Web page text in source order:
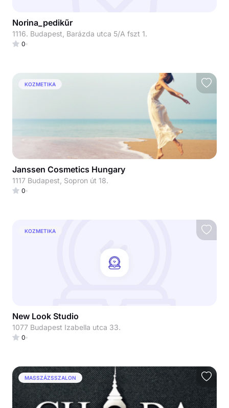
Norina_pedikűr
1116. Budapest, Barázda utca 5/A fszt 1.
0
KOZMETIKA
Janssen Cosmetics Hungary
1117 Budapest, Sopron út 18.
0
KOZMETIKA
New Look Studio
1077 Budapest Izabella utca 33.
0
MASSZÁZSSZALON